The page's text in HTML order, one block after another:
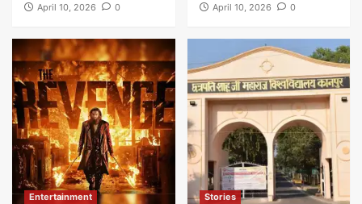
April 10, 2026
0
April 10, 2026
0
Entertainment Stories